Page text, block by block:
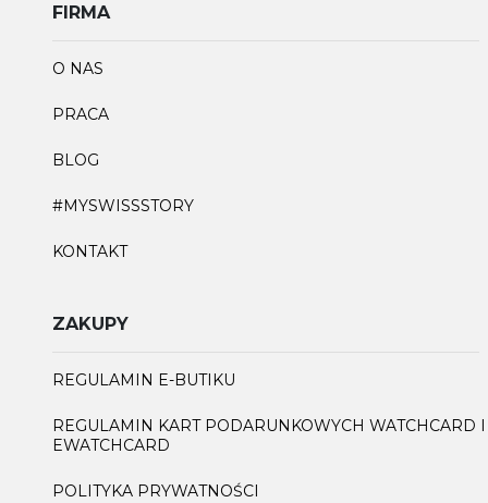
FIRMA
O NAS
PRACA
BLOG
#MYSWISSSTORY
KONTAKT
ZAKUPY
REGULAMIN E-BUTIKU
REGULAMIN KART PODARUNKOWYCH WATCHCARD I
EWATCHCARD
POLITYKA PRYWATNOŚCI